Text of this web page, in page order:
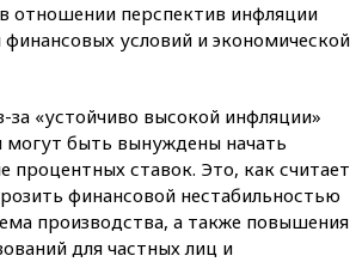
отношении перспектив инфляции
финансовых условий и экономической
за «устойчиво высокой инфляции»
могут быть вынуждены начать
ставок. Это, как считает
финансовой нестабильностью
производства, а также повышения
для частных лиц и